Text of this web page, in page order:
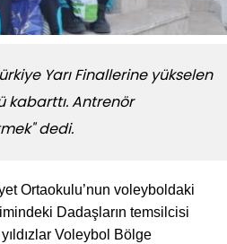
Yarı Finallerine yükselen
kabarttı. Antrenör
dedi.
Ortaokulu’nun voleyboldaki
Dadaşların temsilcisi
Voleybol Bölge